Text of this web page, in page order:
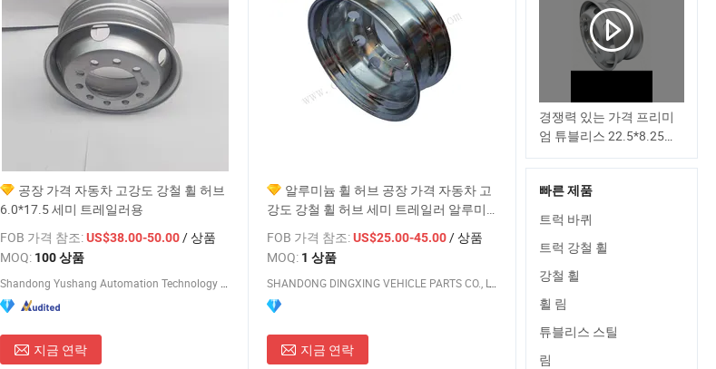
공장 가격 자동차 고강도 강철 휠 허브
6.0*17.5 세미 트레일러용
FOB 가격 참조:US$38.00-50.00/ 상품
MOQ: 100 상품
지금 연락
알루미늄 휠 허브 공장 가격 자동차 고
강도 강철 휠 허브 세미 트레일러 알루미
늄 트레일러 부품 알루미늄 휠 허브
FOB 가격 참조:US$25.00-45.00/ 상품
MOQ: 1 상품
지금 연락
경쟁력 있는 가격 프리미
엄 튜블리스 22.5*8.25
8hole OEM 매칭 강철 트럭
휠 허브
빠른 제품
트럭 바퀴
트럭 강철 휠
강철 휠
휠 림
튜블리스 스틸
림